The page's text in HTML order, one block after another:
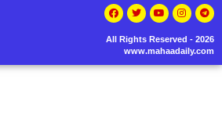
All Rights Reserved - 2026
www.mahaadaily.com